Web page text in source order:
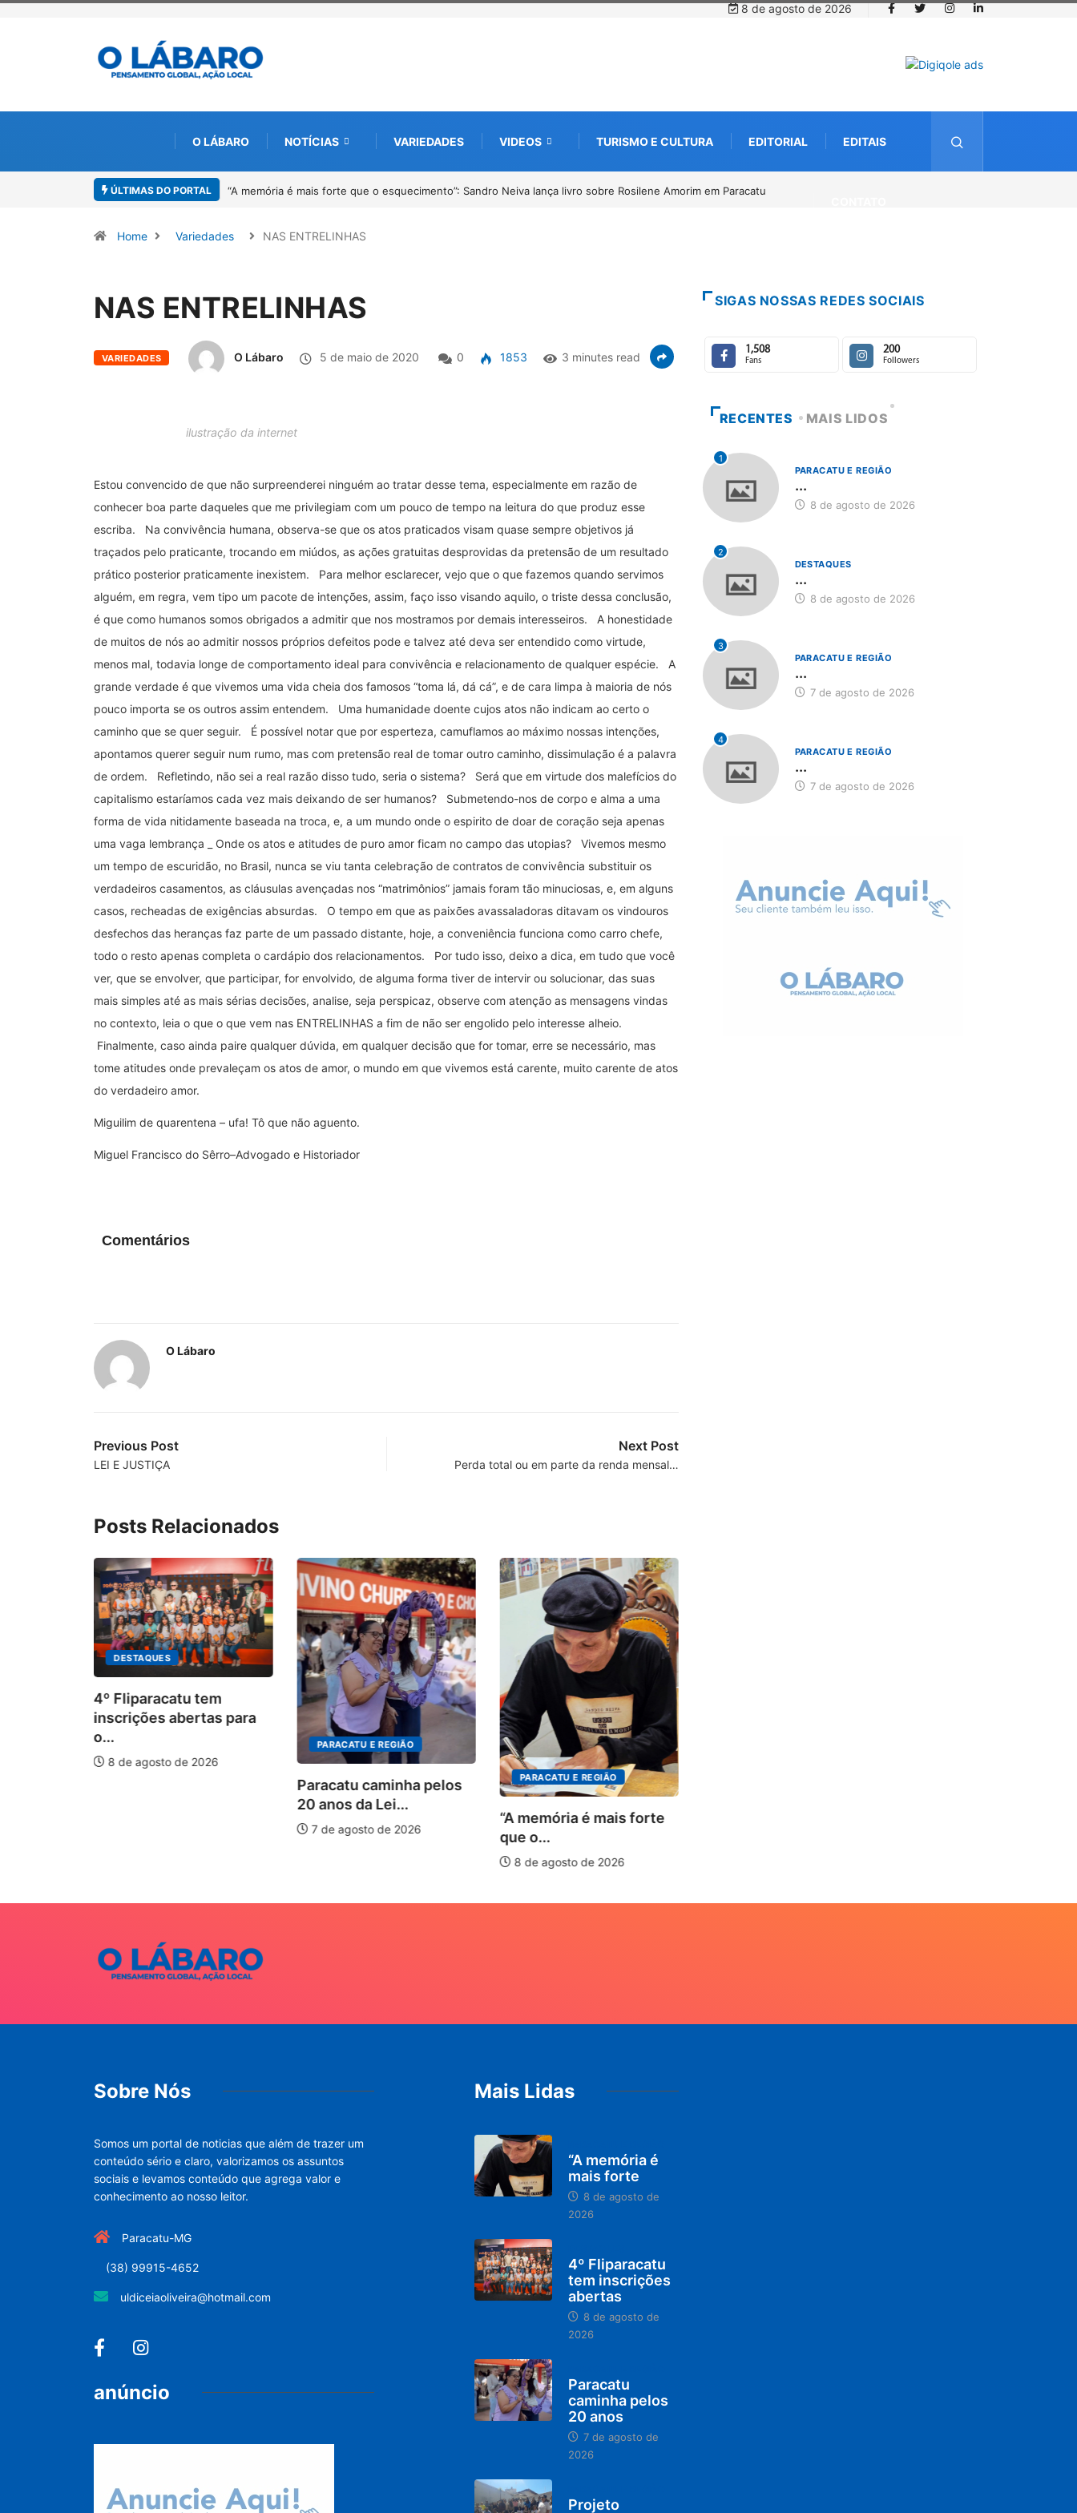
8 de agosto de 2026
O LÁBARO NOTÍCIAS VARIEDADES VIDEOS TURISMO E CULTURA EDITORIAL EDITAIS
ÚLTIMAS DO PORTAL
Sandro Neiva lança livro sobre Rosilene Amorim em Paracatu4º Fliparacatu tem inscrições abertas para o Prêmio de Redação e Desenho até o dia 14 de agosto
Home Variedades NAS ENTRELINHAS
NAS ENTRELINHAS
VARIEDADES O Lábaro 5 de maio de 2020 0 1853 3 minutes read
ilustração da internet
Estou convencido de que não surpreenderei ninguém ao tratar desse tema, especialmente em razão de
conhecer boa parte daqueles que me privilegiam com um pouco de tempo na leitura do que produz esse
escriba. Na convivência humana, observa-se que os atos praticados visam quase sempre objetivos já
traçados pelo praticante, trocando em miúdos, as ações gratuitas desprovidas da pretensão de um resultado
prático posterior praticamente inexistem. Para melhor esclarecer, vejo que o que fazemos quando servimos
alguém, em regra, vem tipo um pacote de intenções, assim, faço isso visando aquilo, o triste dessa conclusão,
é que como humanos somos obrigados a admitir que nos mostramos por demais interesseiros. A honestidade
de muitos de nós ao admitir nossos próprios defeitos pode e talvez até deva ser entendido como virtude,
menos mal, todavia longe de comportamento ideal para convivência e relacionamento de qualquer espécie. A
grande verdade é que vivemos uma vida cheia dos famosos “toma lá, dá cá”, e de cara limpa à maioria de nós
pouco importa se os outros assim entendem. Uma humanidade doente cujos atos não indicam ao certo o
caminho que se quer seguir. É possível notar que por esperteza, camuflamos ao máximo nossas intenções,
apontamos querer seguir num rumo, mas com pretensão real de tomar outro caminho, dissimulação é a palavra
de ordem. Refletindo, não sei a real razão disso tudo, seria o sistema? Será que em virtude dos malefícios do
capitalismo estaríamos cada vez mais deixando de ser humanos? Submetendo-nos de corpo e alma a uma
forma de vida nitidamente baseada na troca, e, a um mundo onde o espirito de doar de coração seja apenas
uma vaga lembrança _ Onde os atos e atitudes de puro amor ficam no campo das utopias? Vivemos mesmo
um tempo de escuridão, no Brasil, nunca se viu tanta celebração de contratos de convivência substituir os
verdadeiros casamentos, as cláusulas avençadas nos “matrimônios” jamais foram tão minuciosas, e, em alguns
casos, recheadas de exigências absurdas. O tempo em que as paixões avassaladoras ditavam os vindouros
desfechos das heranças faz parte de um passado distante, hoje, a conveniência funciona como carro chefe,
todo o resto apenas completa o cardápio dos relacionamentos. Por tudo isso, deixo a dica, em tudo que você
ver, que se envolver, que participar, for envolvido, de alguma forma tiver de intervir ou solucionar, das suas
mais simples até as mais sérias decisões, analise, seja perspicaz, observe com atenção as mensagens vindas
no contexto, leia o que o que vem nas ENTRELINHAS a fim de não ser engolido pelo interesse alheio.
Finalmente, caso ainda paire qualquer dúvida, em qualquer decisão que for tomar, erre se necessário, mas
tome atitudes onde prevaleçam os atos de amor, o mundo em que vivemos está carente, muito carente de atos
do verdadeiro amor.
Miguilim de quarentena – ufa! Tô que não aguento.
Miguel Francisco do Sêrro–Advogado e Historiador
Comentários
O Lábaro
Previous Post
LEI E JUSTIÇA
Next Post
Perda total ou em parte da renda mensal…
Posts Relacionados
DESTAQUES
4º Fliparacatu tem
inscrições abertas para
o...
8 de agosto de 2026
PARACATU E REGIÃO
Paracatu caminha pelos
20 anos da Lei...
7 de agosto de 2026
PARACATU E REGIÃO
“A memória é mais forte
que o...
8 de agosto de 2026
SIGAS NOSSAS REDES SOCIAIS
1,508
Fans
200
Followers
RECENTES MAIS LIDOS
1
PARACATU E REGIÃO
...
8 de agosto de 2026
2
DESTAQUES
...
8 de agosto de 2026
3
PARACATU E REGIÃO
...
7 de agosto de 2026
4
PARACATU E REGIÃO
...
7 de agosto de 2026
Sobre Nós
Somos um portal de noticias que além de trazer um
conteúdo sério e claro, valorizamos os assuntos
sociais e levamos conteúdo que agrega valor e
conhecimento ao nosso leitor.
Paracatu-MG
(38) 99915-4652
uldiceiaoliveira@hotmail.com
anúncio
Mais Lidas
“A memória é
mais forte
8 de agosto de
2026
4º Fliparacatu
tem inscrições
abertas
8 de agosto de
2026
Paracatu
caminha pelos
20 anos
7 de agosto de
2026
Projeto